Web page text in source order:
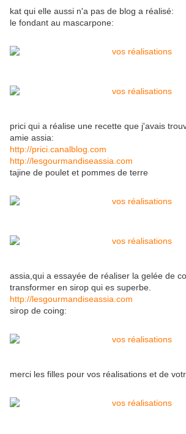
kat qui elle aussi n'a pas de blog a réalisé:
le fondant au mascarpone:
prici qui a réalise une recette que j'avais
amie assia:
http://prici.canalblog.com
http://lesgourmandiseassia.com
tajine de poulet et pommes de terre
assia,qui a essayée de réaliser la gelée de
transformer en sirop qui es superbe.
http://lesgourmandiseassia.com
sirop de coing:
merci les filles pour vos réalisations et de